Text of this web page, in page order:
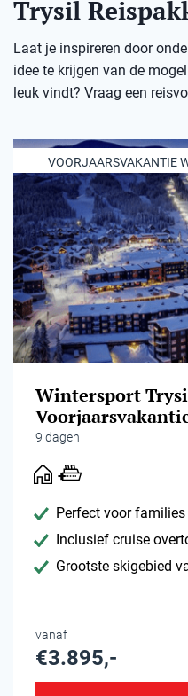
Trysil
Laat je inspireren door
idee te krijgen van de
leuk vindt? Vraag een
VOORJAARSVAKANTIE
Wintersport
9 dagen
Perfect voor families
Inclusief cruise
Grootste skigebied
vanaf
€3.895,-